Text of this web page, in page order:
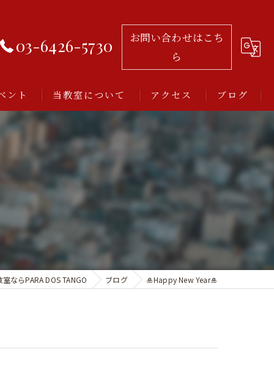
03-6426-5730
お問い合わせはこち
ら
ント 当教室について
習い事
ミロンガとは
アクセス ブログ
ならPARA DOS TANGO ブログ 🎍Happy New Year🎍